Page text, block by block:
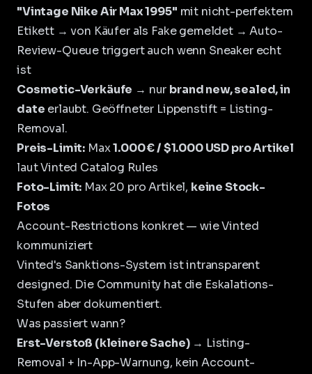
"Vintage Nike Air Max 1995" mit nicht-perfektem
Etikett → von Käufer als Fake gemeldet → Auto-
Review-Queue triggert auch wenn Sneaker echt
ist
Cosmetic-Verkäufe → nur brand new, sealed, in
date erlaubt. Geöffneter Lippenstift = Listing-
Removal.
Preis-Limit: Max1.000 € / $1.000 USD pro Artikel
laut Vinted Catalog Rules
Foto-Limit: Max 20 pro Artikel, keine Stock-
Fotos
Account-Restrictions konkret — wie Vinted
kommuniziert
Vinted's Sanktions-System ist intransparent
designed. Die Community hat die Eskalations-
Stufen aber dokumentiert.
Was passiert wann?
Erst-Verstoß (kleinere Sache)→ Listing-
Removal + In-App-Warnung, kein Account-